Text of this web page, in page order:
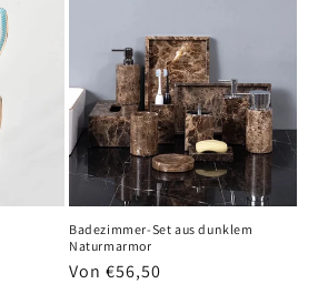
Badezimmer-Set aus dunklem
Naturmarmor
Normaler
Von €56,50